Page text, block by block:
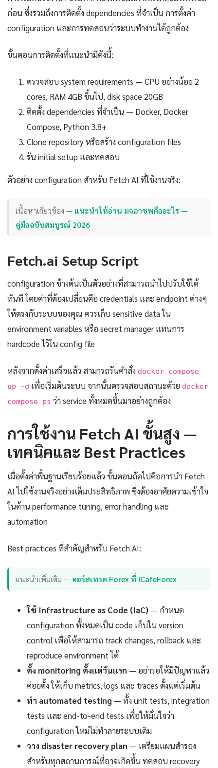
ก่อน ซึ่งรวมถึงการติดตั้ง dependencies ที่จำเป็น การตั้งค่า
configuration และการทดสอบว่าระบบทำงานได้ถูกต้อง
ขั้นตอนการติดตั้งที่แนะนำมีดังนี้:
ตรวจสอบ system requirements — CPU อย่างน้อย 2
cores, RAM 4GB ขึ้นไป, disk space 20GB
ติดตั้ง dependencies ที่จำเป็น — Docker, Docker
Compose, Python 3.8+
Clone repository หรือสร้าง configuration files
รัน initial setup และทดสอบ
ตัวอย่าง configuration สำหรับ Fetch AI ที่ใช้งานจริง:
เนื้อหาเกี่ยวข้อง — แนะนำให้อ่าน มจฉาชพคืออะไร —
คู่มือฉบับสมบูรณ์ 2026
Fetch.ai Setup Script
configuration ข้างต้นเป็นตัวอย่างที่สามารถนำไปปรับใช้ได้
ทันที โดยค่าที่ต้องเปลี่ยนคือ credentials และ endpoint ต่างๆ
ให้ตรงกับระบบของคุณ ควรเก็บ sensitive data ใน
environment variables หรือ secret manager แทนการ
hardcode ไว้ใน config file
หลังจากตั้งค่าเสร็จแล้ว สามารถรันคำสั่ง docker compose
up -d เพื่อเริ่มต้นระบบ จากนั้นตรวจสอบสถานะด้วย docker
compose ps ว่า service ทั้งหมดขึ้นมาอย่างถูกต้อง
การใช้งาน Fetch AI ขั้นสูง —
เทคนิคและ Best Practices
เมื่อตั้งค่าพื้นฐานเรียบร้อยแล้ว ขั้นตอนถัดไปคือการนำ Fetch
AI ไปใช้งานจริงอย่างเต็มประสิทธิภาพ ซึ่งต้องอาศัยความเข้าใจ
ในด้าน performance tuning, error handling และ
automation
Best practices ที่สำคัญสำหรับ Fetch AI:
แนะนำเพิ่มเติม — คอร์สเทรด Forex ที่ iCafeForex
ใช้ Infrastructure as Code (IaC) — กำหนด
configuration ทั้งหมดเป็น code เก็บใน version
control เพื่อให้สามารถ track changes, rollback และ
reproduce environment ได้
ตั้ง monitoring ตั้งแต่วันแรก — อย่ารอให้มีปัญหาแล้ว
ค่อยตั้ง ให้เก็บ metrics, logs และ traces ตั้งแต่เริ่มต้น
ทำ automated testing — ทั้ง unit tests, integration
tests และ end-to-end tests เพื่อให้มั่นใจว่า
configuration ใหม่ไม่ทำลายระบบเดิม
วาง disaster recovery plan — เตรียมแผนสำรอง
สำหรับทุกสถานการณ์ที่อาจเกิดขึ้น ทดสอบ recovery